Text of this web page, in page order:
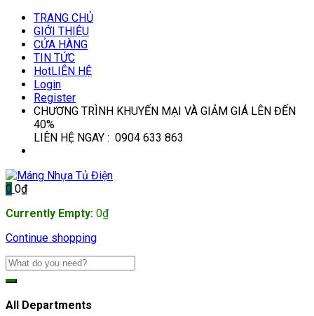
TRANG CHỦ
GIỚI THIỆU
CỬA HÀNG
TIN TỨC
HotLIÊN HỆ
Login
Register
CHƯƠNG TRÌNH KHUYẾN MẠI VÀ GIẢM GIÁ LÊN ĐẾN
40%
LIÊN HỆ NGAY : 0904 633 863
0 0₫
Currently Empty: 0₫
Continue shopping
All Departments